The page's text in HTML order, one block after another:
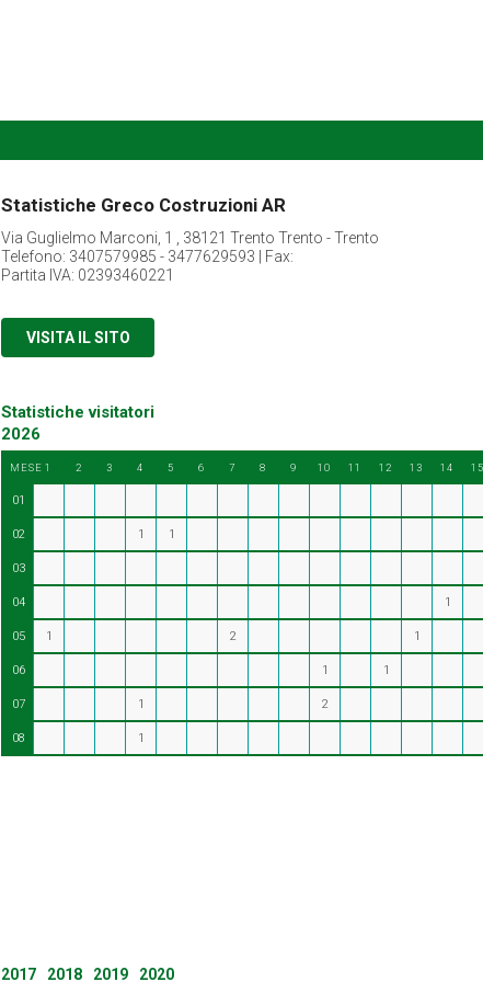
Statistiche Greco Costruzioni AR
Via Guglielmo Marconi, 1 , 38121 Trento Trento - Trento
Telefono: 3407579985 - 3477629593 | Fax:
Partita IVA: 02393460221
VISITA IL SITO
Statistiche visitatori
2026
MESE 1 2 3 4 5 6 7 8 9 10 11 12 13 14 15
01
02 1 1
03
04 1
05 1 2 1
06 1 1
07 1 2
08 1
2017 2018 2019 2020